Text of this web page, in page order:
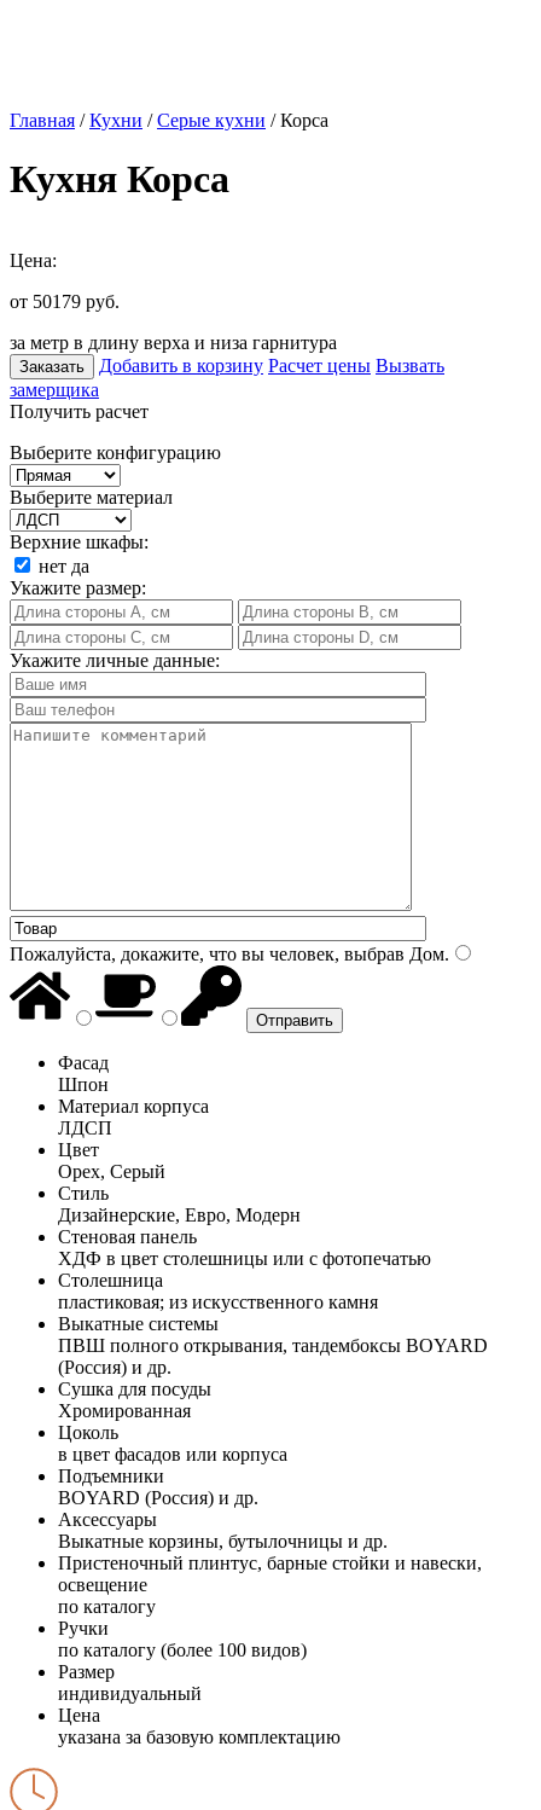
Главная /Кухни /Серые кухни / Корса
Кухня Корса
Цена:
от 50179 руб.
за метр в длину верха и низа гарнитура
Заказать Добавить в корзину Расчет цены Вызвать
замерщика
Получить расчет
Выберите конфигурацию
Выберите материал
Верхние шкафы:
нет да
Укажите размер:
Укажите личные данные:
Пожалуйста, докажите, что вы человек, выбрав Дом.
Фасад
Шпон
Материал корпуса
ЛДСП
Цвет
Орех, Серый
Стиль
Дизайнерские, Евро, Модерн
Стеновая панель
ХДФ в цвет столешницы или с фотопечатью
Столешница
пластиковая; из искусственного камня
Выкатные системы
ПВШ полного открывания, тандембоксы BOYARD
(Россия) и др.
Сушка для посуды
Хромированная
Цоколь
в цвет фасадов или корпуса
Подъемники
BOYARD (Россия) и др.
Аксессуары
Выкатные корзины, бутылочницы и др.
Пристеночный плинтус, барные стойки и навески,
освещение
по каталогу
Ручки
по каталогу (более 100 видов)
Размер
индивидуальный
Цена
указана за базовую комплектацию